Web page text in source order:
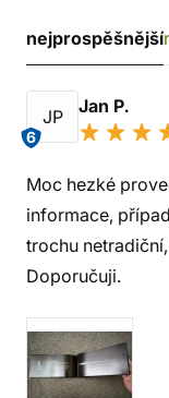
nejprospěšnější
JP
6
Jan P.
Moc hezké
informace,
trochu
Doporučuji.